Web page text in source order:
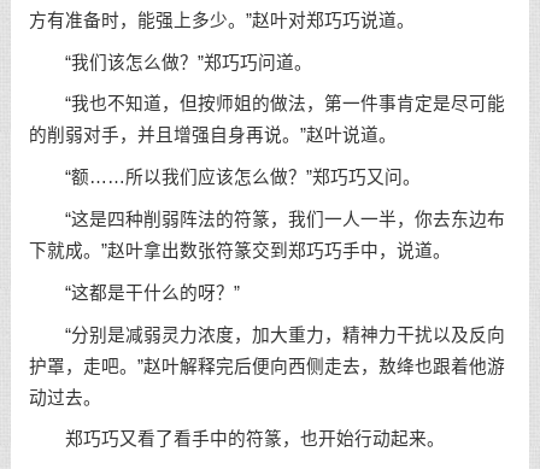
方有准备时，能强上多少。”赵叶对郑巧巧说道。
“我们该怎么做？”郑巧巧问道。
“我也不知道，但按师姐的做法，第一件事肯定是尽可能
的削弱对手，并且增强自身再说。”赵叶说道。
“额……所以我们应该怎么做？”郑巧巧又问。
“这是四种削弱阵法的符篆，我们一人一半，你去东边布
下就成。”赵叶拿出数张符篆交到郑巧巧手中，说道。
“这都是干什么的呀？”
“分别是减弱灵力浓度，加大重力，精神力干扰以及反向
护罩，走吧。”赵叶解释完后便向西侧走去，敖绛也跟着他游
动过去。
郑巧巧又看了看手中的符篆，也开始行动起来。